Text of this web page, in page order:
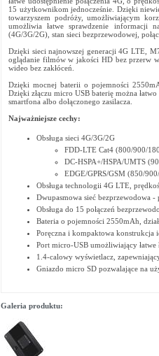
15 użytkownikom jednocześnie. Dzięki
towarzyszem podróży, umożliwiającym
umożliwia łatwe sprawdzenie informacji
(4G/3G/2G), stan sieci bezprzewodowej,
Dzięki sieci najnowszej generacji 4G LTE,
oglądanie filmów w jakości HD bez przerw
wideo bez zakłóceń.
Dzięki mocnej baterii o pojemności
Dzięki złączu micro USB baterię można
smartfona albo dołączonego zasilacza.
Najważniejsze cechy:
Obsługa sieci 4G/3G/2G
FDD-LTE Cat4 (800/900/
DC-HSPA+/HSPA/UMTS
EDGE/GPRS/GSM (850/
Obsługa technologii 4G LTE,
Dwupasmowa sieć bezprzewodowa
Obsługa do 15 połączeń
Bateria o pojemności 2550mAh,
Poręczna i kompaktowa konstrukcja
Port micro-USB umożliwiający łatwe
1.4-calowy wyświetlacz,
Gniazdo micro SD pozwalające na
Galeria produktu: